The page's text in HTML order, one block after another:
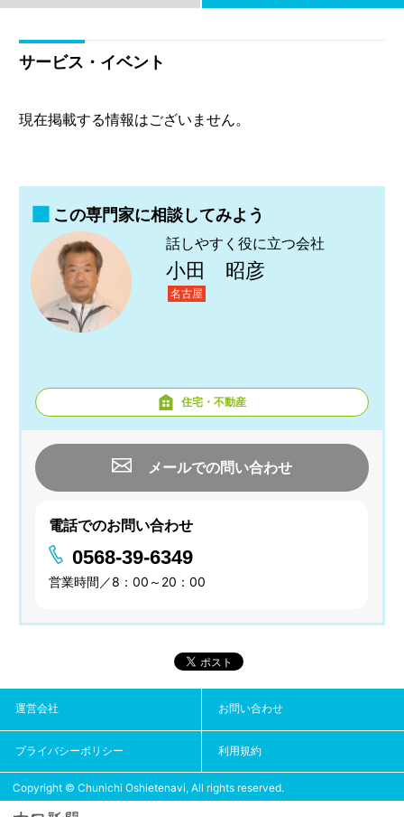
サービス・イベント
現在掲載する情報はございません。
この専門家に相談してみよう
話しやすく役に立つ会社
小田 昭彦
名古屋
住宅・不動産
メールでの問い合わせ
電話でのお問い合わせ
0568-39-6349
営業時間／8：00～20：00
運営会社 お問い合わせ
プライバシーポリシー 利用規約
Copyright © Chunichi Oshietenavi, All rights reserved.